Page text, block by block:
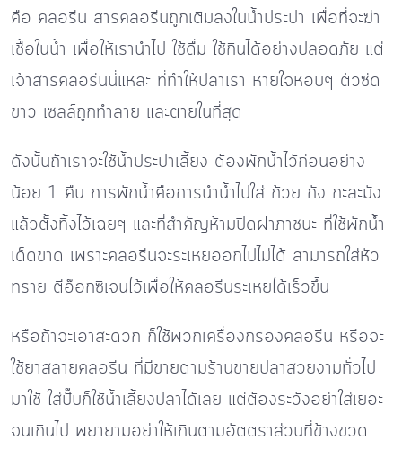
คือ คลอรีน สารคลอรีนถูกเติมลงในน้ำประปา เพื่อที่จะฆ่า
เชื้อในน้ำ เพื่อให้เรานำไป ใช้ดื่ม ใช้กินได้อย่างปลอดภัย แต่
เจ้าสารคลอรีนนี่แหละ ที่ทำให้ปลาเรา หายใจหอบๆ ตัวซีด
ขาว เซลล์ถูกทำลาย และตายในที่สุด
ดังนั้นถ้าเราจะใช้น้ำประปาเลี้ยง ต้องพักน้ำไว้ก่อนอย่าง
น้อย 1 คืน การพักน้ำคือการนำน้ำไปใส่ ถ้วย ถัง กะละมัง
แล้วตั้งทิ้งไว้เฉยๆ และที่สำคัญห้ามปิดฝาภาชนะ ที่ใช้พักน้ำ
เด็ดขาด เพราะคลอรีนจะระเหยออกไปไม่ได้ สามารถใส่หัว
ทราย ตีอ๊อกซิเจนไว้เพื่อให้คลอรีนระเหยได้เร็วขึ้น
หรือถ้าจะเอาสะดวก ก็ใช้พวกเครื่องกรองคลอรีน หรือจะ
ใช้ยาสลายคลอรีน ที่มีขายตามร้านขายปลาสวยงามทั่วไป
มาใช้ ใส่ปั๊บก็ใช้น้ำเลี้ยงปลาได้เลย แต่ต้องระวังอย่าใส่เยอะ
จนเกินไป พยายามอย่าให้เกินตามอัตตราส่วนที่ข้างขวด